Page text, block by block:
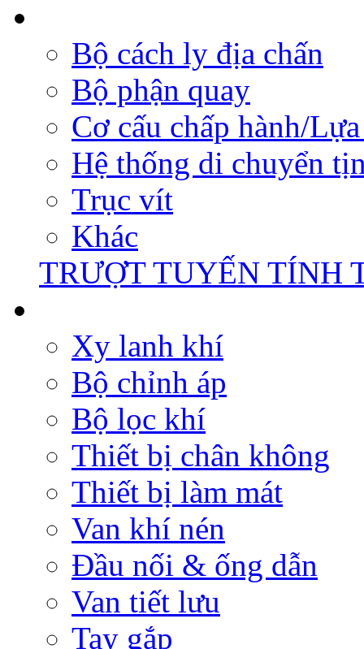
Bộ cách ly địa chấn
Bộ phận quay
Cơ cấu chấp hành/
Hệ thống di chuyển
Trục vít
Khác
TRƯỢT TUYẾN TÍNH
Xy lanh khí
Bộ chỉnh áp
Bộ lọc khí
Thiết bị chân không
Thiết bị làm mát
Van khí nén
Đầu nối & ống dẫn
Van tiết lưu
Tay gắp